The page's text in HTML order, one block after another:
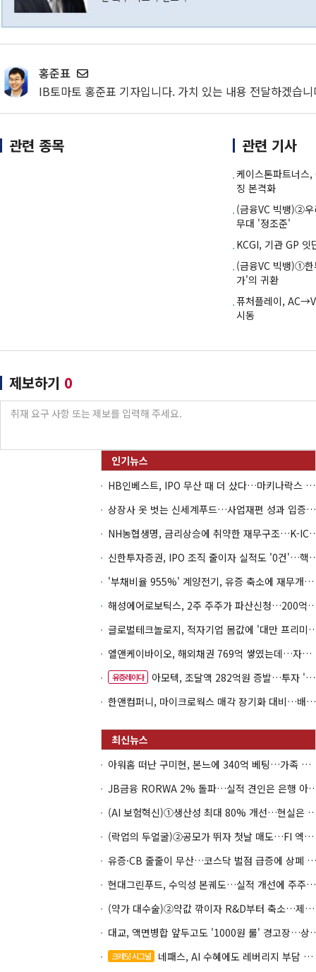
홍준표
IB토마토 홍준표 기자입니다. 가치 있는 내용 전달하겠습
관련 종목 관련 기사
케이스톤파트너스
징 본격화
(금융VC 빅뱅)②우
무대 '정조준'
KCGI, 기관 GP
(금융VC 빅뱅)①
가'의 귀환
퓨처플레이,
시동
제보하기 0
HB인베스트, IPO 무산 때 더 샀다…마키나락스 투자 2.7배 회수
상장사 옷 벗는 신세계푸드…사업재편 성과 입증할까
NH농협생명, 금리상승에 취
신한투자증권, IPO 조직 줄
'부채비율 955%' 계양전기, 유증 축소에 재무개선 효과 '뚝'
해성에어로보틱스, 2주 주주가 파산
글로벌테크놀로지, 적자기업 몸값
엘앤케이바이오, 해외채권 769억 쌓였는데…자회사 4곳 자본잠식
유증레이다
아모텍, 조달액 282억원 증발…투자 '속도 조절' 불가피
한앤컴퍼니, 마이크로웍스 매각 장기화 대비…배당 회수판 깔았다
아워홈 떠난 구미현, 본느에 340억 베팅…가족 지배체제 구축
JB금융 RORWA 2% 돌파…실
(AI 보험혁신)①생산성 최대 80%
(락업의 두얼굴)②공모가 뛰자 첫날 매도…FI 엑시트 전략 갈렸다
유증·CB 줄줄이 무산…코스닥 벌점 급증에 상폐 압박
현대그린푸드, 수익성 본궤도…실적 개선에 주주환원까지
(약가 대수술)②약값 깎이자 R&D부터 축소…제약업계 비상경영 돌입
대교, 액면병합 앞두고
크레딧 시그널 네패스, AI 수혜에도 레버리지 부담 여전